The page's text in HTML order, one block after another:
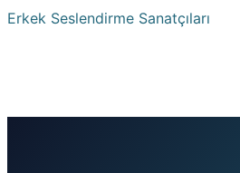
Erkek Seslendirme Sanatçıları